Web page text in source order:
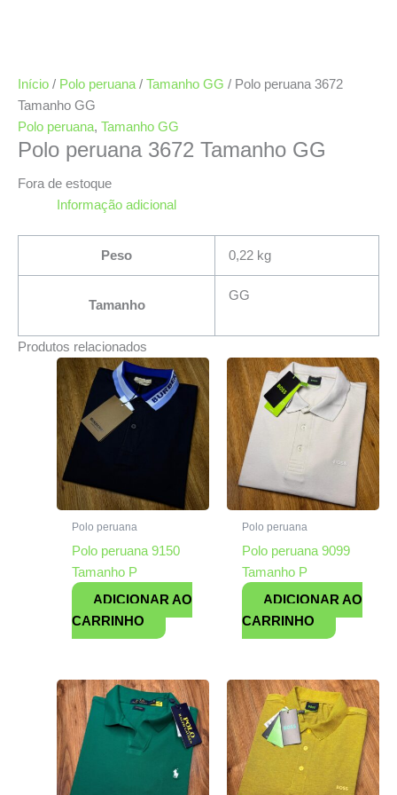
Início / Polo peruana / Tamanho GG / Polo peruana 3672
Tamanho GG
Polo peruana, Tamanho GG
Polo peruana 3672 Tamanho GG
Fora de estoque
Informação adicional
Peso 0,22 kg
Tamanho
GG
Produtos relacionados
Polo peruana
Polo peruana 9150
Tamanho P
ADICIONAR AO
CARRINHO
Polo peruana
Polo peruana 9099
Tamanho P
ADICIONAR AO
CARRINHO